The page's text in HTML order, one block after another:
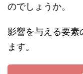
のでしょうか。
影響を与える要素
ます。